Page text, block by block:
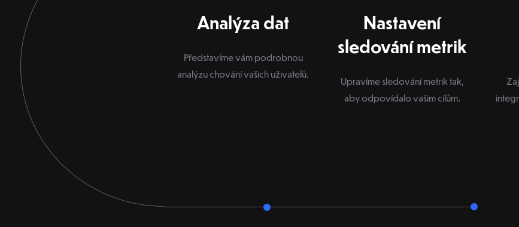
Nastavení
sledování metrik
Upravíme sledování metrik tak,
aby odpovídalo vašim cílům.
Analýza dat
Představíme vám podrobnou
analýzu chování vašich uživatelů.